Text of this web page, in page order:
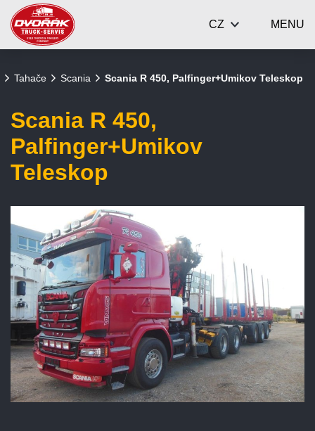
MENU
CZ
Tahače Scania Scania R 450, Palfinger+Umikov Teleskop
Scania R 450,
Palfinger+Umikov
Teleskop